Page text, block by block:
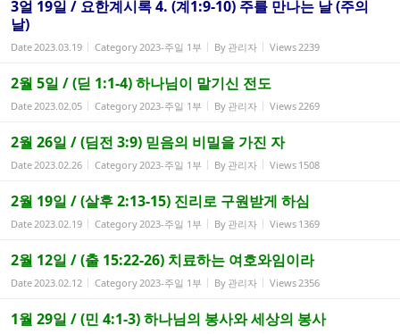
3얼 19일 / 요한계시록 4. (계1:9-10) 주를 만나는 날 (주의
날)
Date2023.03.19 Category2023-주일 1부 By 관리자 Views2239
2월 5일 / (딛 1:1-4) 하나님이 맡기신 전도
Date2023.02.05 Category2023-주일 1부 By 관리자 Views2269
2월 26일 / (딤전 3:9) 믿음의 비밀을 가진 자
Date2023.02.26 Category2023-주일 1부 By 관리자 Views 1508
2월 19일 / (살후 2:13-15) 진리로 구원받게 하심
Date2023.02.19 Category2023-주일 1부 By 관리자 Views 1369
2월 12일 / (출 15:22-26) 치료하는 여호와임이라
Date2023.02.12 Category2023-주일 1부 By 관리자 Views2356
1월 29일 / (민 4:1-3) 하나님의 봉사와 세상의 봉사